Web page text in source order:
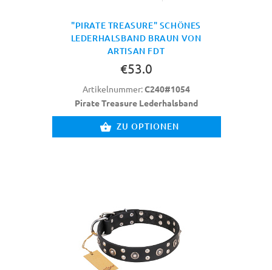
"PIRATE TREASURE" SCHÖNES
LEDERHALSBAND BRAUN VON
ARTISAN FDT
€53.0
Artikelnummer:C240#1054
Pirate Treasure Lederhalsband
ZU OPTIONEN